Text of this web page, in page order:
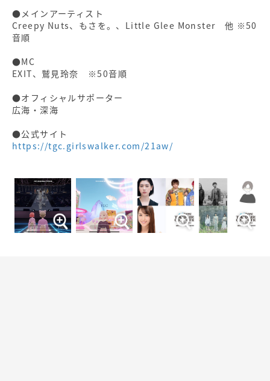
●メインアーティスト
Creepy Nuts、もさを。、Little Glee Monster 他 ※50
音順
●MC
EXIT、鷲見玲奈 ※50音順
●オフィシャルサポーター
広海・深海
●公式サイト
https://tgc.girlswalker.com/21aw/